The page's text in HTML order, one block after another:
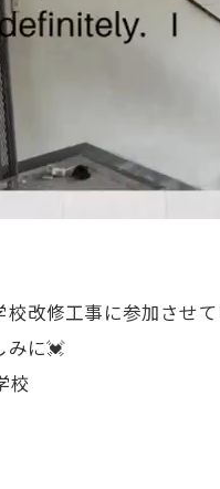
改修工事に参加させ
みに💓
校